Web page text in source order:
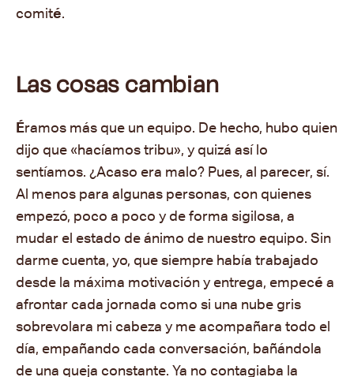
comité.
Las cosas cambian
Éramos más que un equipo. De hecho, hubo quien
dijo que «hacíamos tribu», y quizá así lo
sentíamos. ¿Acaso era malo? Pues, al parecer, sí.
Al menos para algunas personas, con quienes
empezó, poco a poco y de forma sigilosa, a
mudar el estado de ánimo de nuestro equipo. Sin
darme cuenta, yo, que siempre había trabajado
desde la máxima motivación y entrega, empecé a
afrontar cada jornada como si una nube gris
sobrevolara mi cabeza y me acompañara todo el
día, empañando cada conversación, bañándola
de una queja constante. Ya no contagiaba la